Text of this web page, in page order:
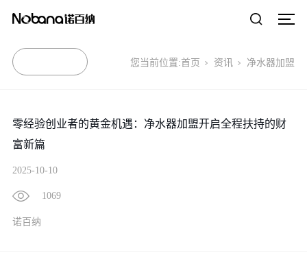
您当前位置:首页 资讯 净水器加盟
零经验创业者的黄金机遇：净水器加盟开启全程扶持的财
富新篇
2025-10-10
1069
诺百纳